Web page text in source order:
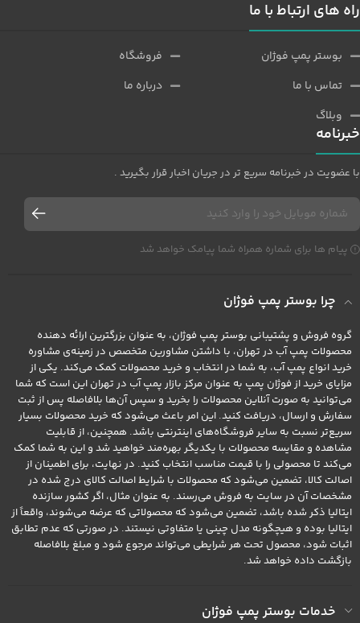
راه های ارتباط با ما
بوستر پمپ فوژان
تماس با ما
وبلاگ
فروشگاه
درباره ما
خبرنامه
با عضویت در خبرنامه سریع تر در جریان اخبار قرار بگیرید .
پیام ها برای شماره همراه شما پیامک خواهد شد
چرا بوستر پمپ فوژان
گروه فروش و پشتیبانی بوستر پمپ فوژان، به عنوان بزرگترین ارائه دهنده
محصولات پمپ آب در تهران، با داشتن مشاورین متخصص در زمینه‌ی مشاوره
خرید انواع پمپ آب، به شما در انتخاب و خرید محصولات کمک می‌کند. یکی از
مزایای خرید از فوژان پمپ به عنوان مرکز بازار پمپ آب در تهران این است که شما
می‌توانید به صورت آنلاین محصولات را بخرید و سپس آن‌ها بلافاصله پس از ثبت
سفارش و ارسال، دریافت کنید. این امر باعث می‌شود که خرید محصولات بسیار
سریع‌تر نسبت به سایر فروشگاه‌های اینترنتی باشد. همچنین، از قابلیت
مشاهده و مقایسه محصولات با یکدیگر بهره‌مند خواهید شد و این به شما کمک
می‌کند تا محصولی را با قیمت مناسب انتخاب کنید. در نهایت، برای اطمینان از
اصالت کالا، تضمین می‌شود که محصولات با شرایط اصالت کالای درج شده در
مشخصات آن در سایت به فروش می‌رسند. به عنوان مثال، اگر کشور سازنده
ایتالیا ذکر شده باشد، تضمین می‌شود که محصولاتی که عرضه می‌شوند، واقعاً از
ایتالیا بوده و هیچگونه مدل چینی یا متفاوتی نیستند. در صورتی که عدم تطابق
اثبات شود، محصول تحت هر شرایطی می‌تواند مرجوع شود و مبلغ بلافاصله
بازگشت داده خواهد شد.
خدمات بوستر پمپ فوژان